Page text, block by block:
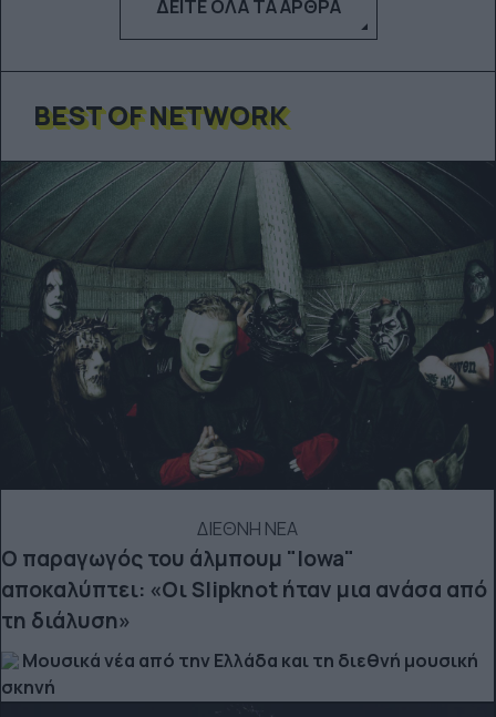
ΔΕΊΤΕ ΌΛΑ ΤΑ ΆΡΘΡΑ
BEST OF NETWORK
ΔΙΕΘΝΗ ΝΕΑ
Ο παραγωγός του άλμπουμ "Iowa"
αποκαλύπτει: «Οι Slipknot ήταν μια ανάσα από
τη διάλυση»
Μουσικά νέα από την Ελλάδα και τη διεθνή μουσική
σκηνή